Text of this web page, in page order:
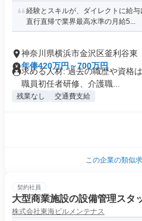
経験とスキルが、ダイレクトに給
直行直帰で業界最高水準の月給5...
神奈川県横浜市金沢区釜利谷東
年俸420万円～700万円
求める人材: 過去の職歴や資格
職員初任者研修、介護職...
残業なし 交通費支給
この企業の類似
契約社員
大型商業施設の設備管理スタ
株式会社東海ビルメンテナス